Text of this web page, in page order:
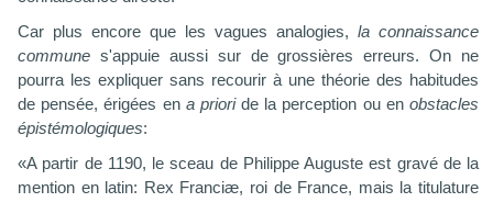
Car plus encore que les vagues analogies, la connaissance
commune s'appuie aussi sur de grossières erreurs. On ne
pourra les expliquer sans recourir à une théorie des habitudes
de pensée, érigées en a prioride la perception ou enobstacles
épistémologiques:
«A partir de 1190, le sceau de Philippe Auguste est gravé de la
mention en latin: Rex Franciæ, roi de France, mais la titulature